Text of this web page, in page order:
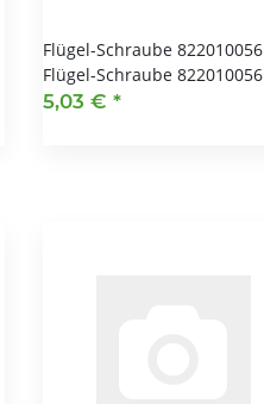
Flügel-Schraube 822010056
Flügel-Schraube 822010056
5,03 € *